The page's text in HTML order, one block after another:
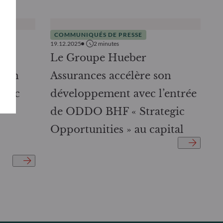
COMMUNIQUÉS DE PRESSE
19.12.2025
2 minutes
Le Groupe Hueber
Assurances accélère son
développement avec l’entrée
de ODDO BHF « Strategic
Opportunities » au capital